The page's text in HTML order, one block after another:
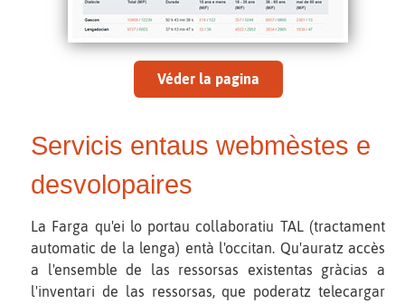
Véder la pagina
Servicis entaus webmèstes e
desvolopaires
La Farga qu'ei lo portau collaboratiu TAL (tractament
automatic de la lenga) entà l'occitan. Qu'auratz accès
a l'ensemble de las ressorsas existentas gràcias a
l'inventari de las ressorsas, que poderatz telecargar